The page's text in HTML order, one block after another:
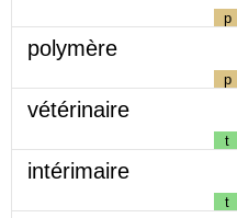
p
polymère
p
vétérinaire
t
intérimaire
t